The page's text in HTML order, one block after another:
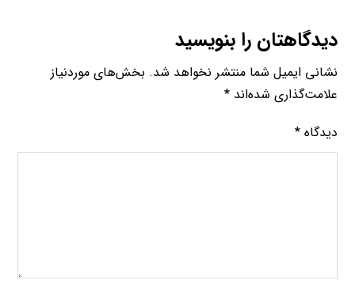
دیدگاهتان را بنویسید
نشانی ایمیل شما منتشر نخواهد شد. بخش‌های موردنیاز
علامت‌گذاری شده‌اند*
دیدگاه*